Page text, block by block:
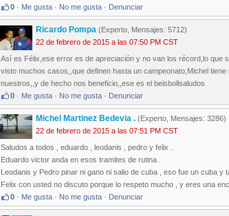
0 · Me gusta · No me gusta · Denunciar
Ricardo Pompa (Experto, Mensajes: 5712)
22 de febrero de 2015 a las 07:50 PM CST
Así es Félix,ese error es de apreciación y no van los récord,lo que
visto muchos casos,,que definen hasta un campeonato,Michel
nuestros,,y de hecho nos beneficio,,ese es el beisbollsaludos
0 · Me gusta · No me gusta · Denunciar
Michel Martinez Bedevia . (Experto, Mensajes: 3286)
22 de febrero de 2015 a las 07:51 PM CST
Saludos a todos , eduardo , leodanis , pedro y felix .
Eduardo victor anda en esos tramites de rutina .
Leodanis y Pedro pinar ni gano ni salio de cuba , eso fue un cuba y
Felix con usted no discuto porque lo respeto mucho , y eres una
0 · Me gusta · No me gusta · Denunciar